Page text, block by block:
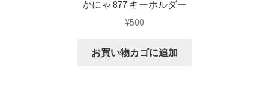
かにゃ 877 キーホルダー
¥500
お買い物カゴに追加